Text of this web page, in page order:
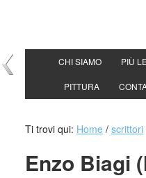
CHI SIAMO PIÙ
PITTURA
Ti trovi qui: Home / scrittori
Enzo Biagi